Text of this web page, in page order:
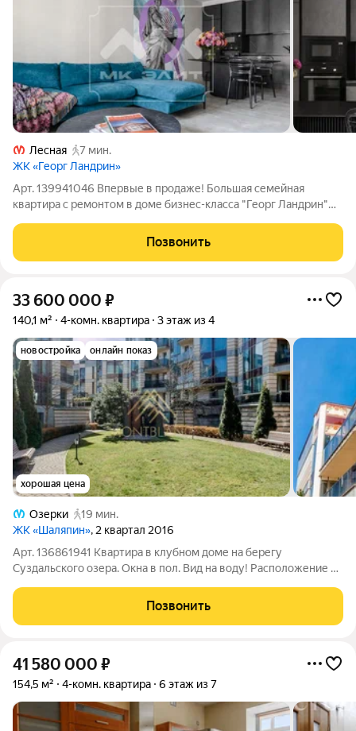
Лесная
7 мин.
ЖК «Георг Ландрин»
Арт. 139941046 Впервые в продаже! Большая семейная
квартира с ремонтом в доме бизнес-класса "Георг Ландрин"
проспекте. Рядом - парк Лесотехнической академии, сады
Александра Матросова, Пионерский и
Позвонить
33 600 000 ₽
140,1 м² 4-комн. квартира 3 этаж из 4
новостройка онлайн показ
хорошая цена
Озерки
19 мин.
ЖК «Шаляпин», 2 квартал 2016
Арт. 136861941 Квартира в клубном доме на берегу
Суздальского озера. Окна в пол. Вид на воду! Расположение в
жизни и удобство жизни в городе. Первая береговая линия,
своя собственная калитка к
Позвонить
41 580 000 ₽
154,5 м² 4-комн. квартира 6 этаж из 7